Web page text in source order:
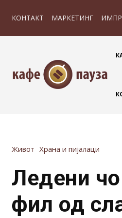
КОНТАКТ МАРКЕТИНГ
Живот Храна и пијалаци
Ледени
фил од